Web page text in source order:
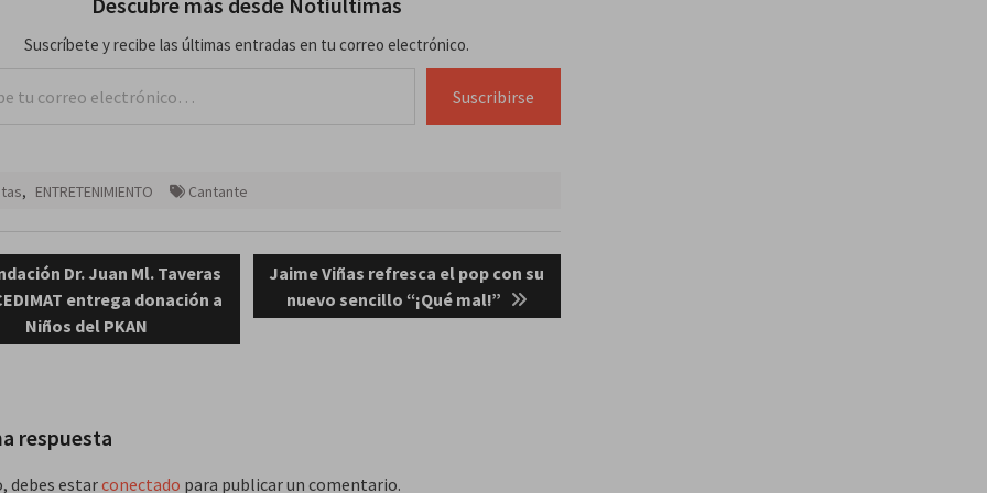
Suscríbete y recibe las últimas entradas en tu correo electrónico.
Suscribirse
, ENTRETENIMIENTO Cantante
Dr. Juan Ml. Taveras
entrega donación a
Niños del PKAN
Next
post:
Jaime Viñas refresca el pop con su
nuevo sencillo “¡Qué mal!”
respuesta
debes estarconectado para publicar un comentario.